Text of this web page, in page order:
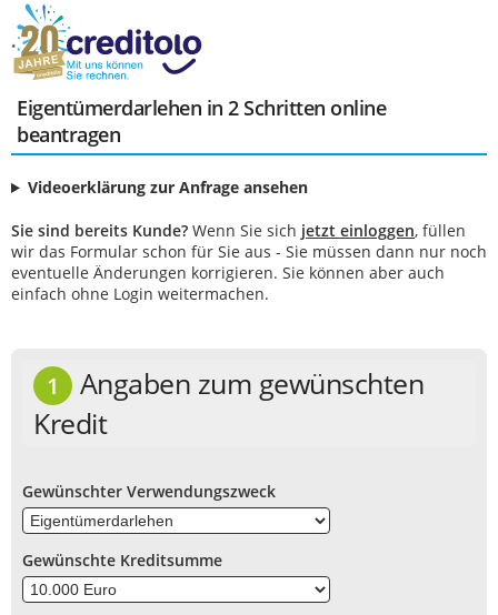
Eigentümerdarlehen in 2 Schritten online
beantragen
Videoerklärung zur Anfrage ansehen
Sie sind bereits Kunde? Wenn Sie sich jetzt einloggen, füllen
wir das Formular schon für Sie aus - Sie müssen dann nur noch
eventuelle Änderungen korrigieren. Sie können aber auch
einfach ohne Login weitermachen.
1
Angaben zum gewünschten
Kredit
Gewünschter Verwendungszweck
Gewünschte Kreditsumme